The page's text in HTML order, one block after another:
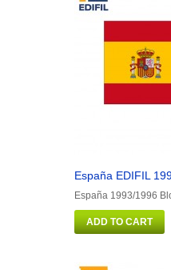
España EDIFIL
España 1993/1996
ADD TO CART